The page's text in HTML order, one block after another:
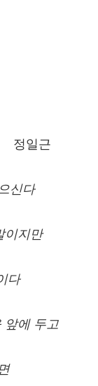
신다
이지만
다
앞에 두고